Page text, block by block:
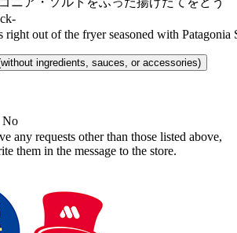
right out of the fryer seasoned with
ingredients, sauces, or accessories)
No
any requests other than those listed above,
them in the message to the store.